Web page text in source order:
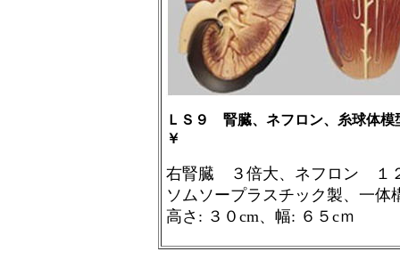
ＬＳ９ 腎臓、ネフロン、糸球体模
￥
右腎臓 ３倍大、ネフロン １
ソムソープラスチック製、一体
高さ : ３０ cm、幅: ６５ cｍ